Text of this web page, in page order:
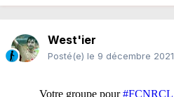
West'ier
Posté(e) le 9 décembre 2021